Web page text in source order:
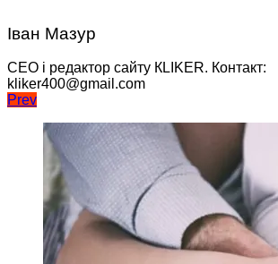
Іван Мазур
CEO і редактор сайту КLIKER. Контакт:
kliker400@gmail.com
Навігація
записів
Prev